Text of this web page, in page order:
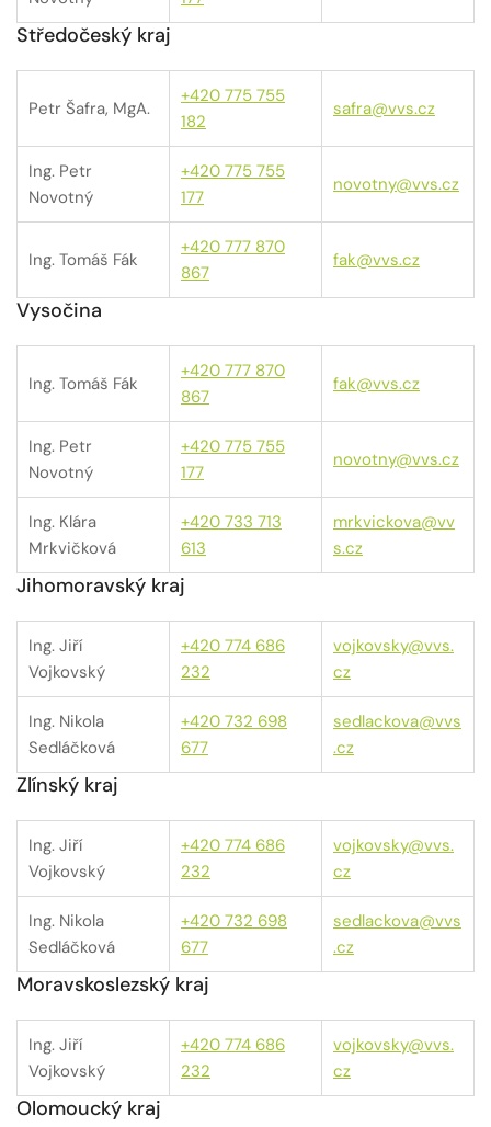
Středočeský kraj
Petr Šafra, MgA.
+420 775 755
182
safra@vvs.cz
Ing. Petr
Novotný
+420 775 755
177
novotny@vvs.cz
Ing. Tomáš Fák
+420 777 870
867
fak@vvs.cz
Vysočina
Ing. Tomáš Fák
+420 777 870
867
fak@vvs.cz
Ing. Petr
Novotný
+420 775 755
177
novotny@vvs.cz
Ing. Klára
Mrkvičková
+420 733 713
613
mrkvickova@vv
s.cz
Jihomoravský kraj
Ing. Jiří
Vojkovský
+420 774 686
232
vojkovsky@vvs.
cz
Ing. Nikola
Sedláčková
+420 732 698
677
sedlackova@vvs
.cz
Zlínský kraj
Ing. Jiří
Vojkovský
+420 774 686
232
vojkovsky@vvs.
cz
Ing. Nikola
Sedláčková
+420 732 698
677
sedlackova@vvs
.cz
Moravskoslezský kraj
Ing. Jiří
Vojkovský
+420 774 686
232
vojkovsky@vvs.
cz
Olomoucký kraj